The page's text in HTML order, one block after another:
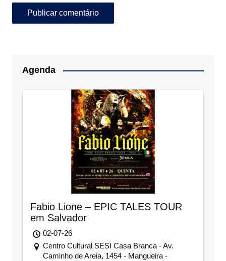
Agenda
Fabio Lione – EPIC TALES TOUR
em Salvador
02-07-26
Centro Cultural SESI Casa Branca - Av.
Caminho de Areia, 1454 - Mangueira -